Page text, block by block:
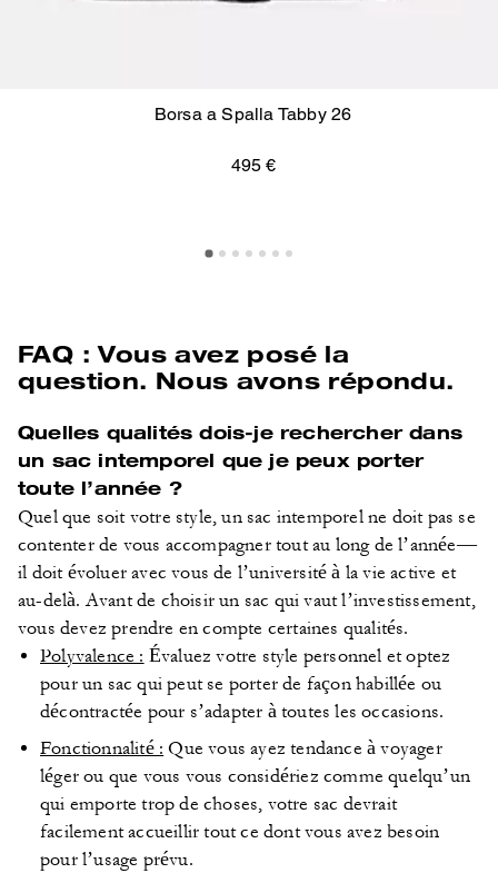
Borsa a Spalla Tabby 26
495 €
FAQ : Vous avez posé la
question. Nous avons répondu.
Quelles qualités dois-je rechercher dans
un sac intemporel que je peux porter
toute l’année ?
Quel que soit votre style, un sac intemporel ne doit pas se
contenter de vous accompagner tout au long de l’année—
il doit évoluer avec vous de l’université à la vie active et
au-delà. Avant de choisir un sac qui vaut l’investissement,
vous devez prendre en compte certaines qualités.
Polyvalence : Évaluez votre style personnel et optez
pour un sac qui peut se porter de façon habillée ou
décontractée pour s’adapter à toutes les occasions.
Fonctionnalité : Que vous ayez tendance à voyager
léger ou que vous vous considériez comme quelqu’un
qui emporte trop de choses, votre sac devrait
facilement accueillir tout ce dont vous avez besoin
pour l’usage prévu.